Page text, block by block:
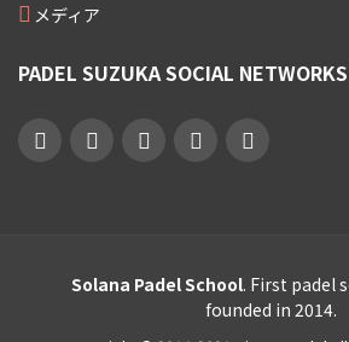
メディア
PADEL SUZUKA SOCIAL NETWORKS
Solana Padel School. First padel
founded in 2014.